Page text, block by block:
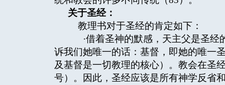
关于圣经：
教理书对于圣经的肯定如下：
·借着圣神的默感，天主父是圣经
诉我们她唯一的话：基督，即她的唯一
及基督是一切教理的核心）。教会在圣
号）。因此，圣经应该是所有神学反省